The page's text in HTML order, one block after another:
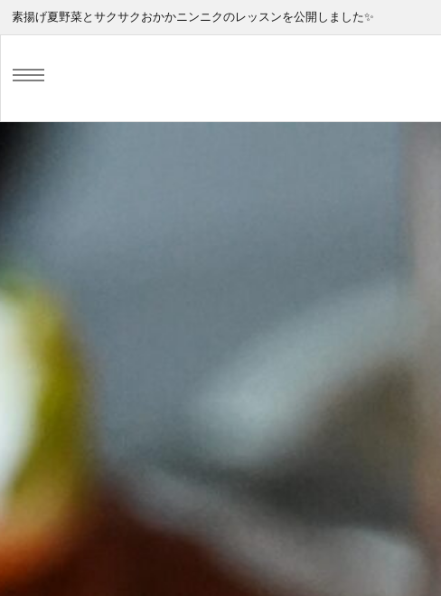
素揚げ夏野菜とサクサクおかかニンニクのレッスンを公開しました✨